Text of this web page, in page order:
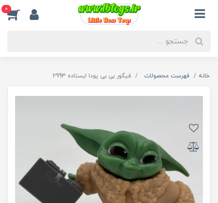
0
خانه فهرست محصولات فیگور بی بی یودا ایستاده 2993